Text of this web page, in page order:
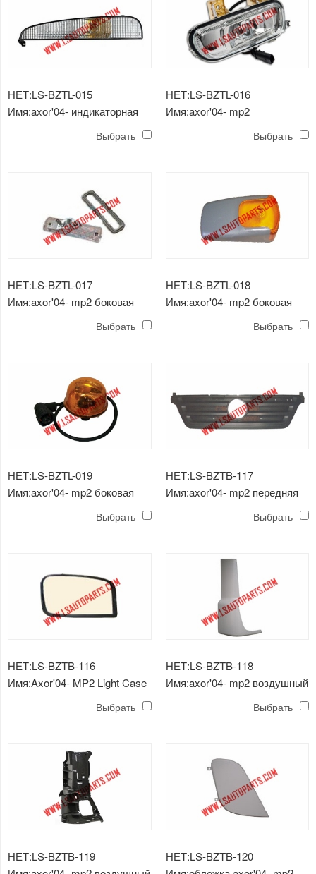
НЕТ:LS-BZTL-015
Имя:axor'04- индикаторная
Выбрать
НЕТ:LS-BZTL-016
Имя:axor'04- mp2
Выбрать
НЕТ:LS-BZTL-017
Имя:axor'04- mp2 боковая
Выбрать
НЕТ:LS-BZTL-018
Имя:axor'04- mp2 боковая
Выбрать
НЕТ:LS-BZTL-019
Имя:axor'04- mp2 боковая
Выбрать
НЕТ:LS-BZTB-117
Имя:axor'04- mp2 передняя
Выбрать
НЕТ:LS-BZTB-116
Имя:Axor'04- MP2 Light Case
Выбрать
НЕТ:LS-BZTB-118
Имя:axor'04- mp2 воздушный
Выбрать
НЕТ:LS-BZTB-119
НЕТ:LS-BZTB-120